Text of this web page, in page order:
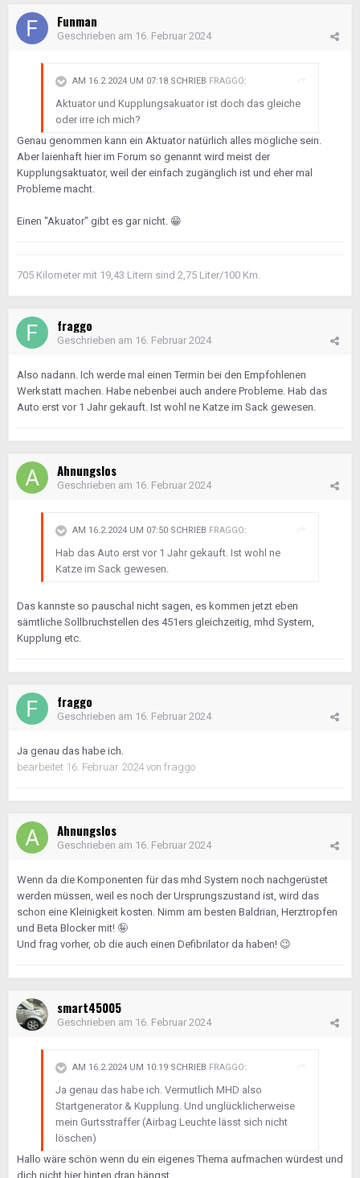
Funman
Geschrieben am 16. Februar 2024
AM 16.2.2024 UM 07:18 SCHRIEB FRAGGO:
Aktuator und Kupplungsakuator ist doch das gleiche
oder irre ich mich?
Genau genommen kann ein Aktuator natürlich alles mögliche sein.
Aber laienhaft hier im Forum so genannt wird meist der
Kupplungsaktuator, weil der einfach zugänglich ist und eher mal
Probleme macht.
Einen "Akuator" gibt es gar nicht. 😁
705 Kilometer mit 19,43 Litern sind 2,75 Liter/100 Km.
fraggo
Geschrieben am 16. Februar 2024
Also nadann. Ich werde mal einen Termin bei den Empfohlenen
Werkstatt machen. Habe nebenbei auch andere Probleme. Hab das
Auto erst vor 1 Jahr gekauft. Ist wohl ne Katze im Sack gewesen.
Ahnungslos
Geschrieben am 16. Februar 2024
AM 16.2.2024 UM 07:50 SCHRIEB FRAGGO:
Hab das Auto erst vor 1 Jahr gekauft. Ist wohl ne
Katze im Sack gewesen.
Das kannste so pauschal nicht sagen, es kommen jetzt eben
sämtliche Sollbruchstellen des 451ers gleichzeitig, mhd System,
Kupplung etc.
fraggo
Geschrieben am 16. Februar 2024
Ja genau das habe ich.
bearbeitet 16. Februar 2024 von fraggo
Ahnungslos
Geschrieben am 16. Februar 2024
Wenn da die Komponenten für das mhd System noch nachgerüstet
werden müssen, weil es noch der Ursprungszustand ist, wird das
schon eine Kleinigkeit kosten. Nimm am besten Baldrian, Herztropfen
und Beta Blocker mit! 🤪
Und frag vorher, ob die auch einen Defibrilator da haben! 😉
smart45005
Geschrieben am 16. Februar 2024
AM 16.2.2024 UM 10:19 SCHRIEB FRAGGO:
Ja genau das habe ich. Vermutlich MHD also
Startgenerator & Kupplung. Und unglücklicherweise
mein Gurtsstraffer (Airbag Leuchte lässt sich nicht
löschen)
Hallo wäre schön wenn du ein eigenes Thema aufmachen würdest und
dich nicht hier hinten dran hängst.